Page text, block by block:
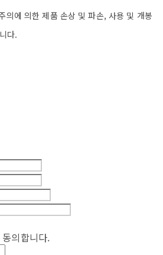
의에 의한 제품 손상 및 파손, 사용 및 개봉
다.
동의합니다.